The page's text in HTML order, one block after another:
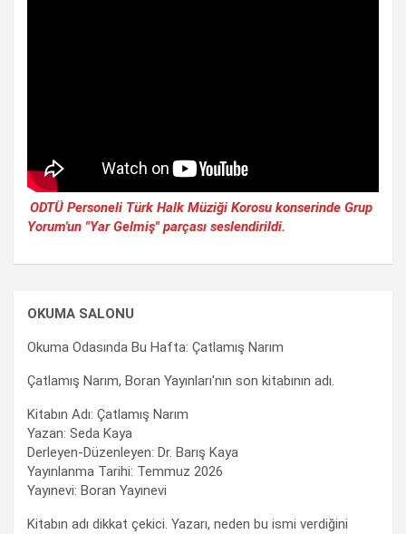
ODTÜ Personeli Türk Halk Müziği Korosu konserinde Grup
Yorum'un "Yar Gelmiş" parçası seslendirildi.
OKUMA SALONU
Okuma Odasında Bu Hafta: Çatlamış Narım
Çatlamış Narım, Boran Yayınları'nın son kitabının adı.
Kitabın Adı: Çatlamış Narım
Yazan: Seda Kaya
Derleyen-Düzenleyen: Dr. Barış Kaya
Yayınlanma Tarihi: Temmuz 2026
Yayınevi: Boran Yayınevi
Kitabın adı dikkat çekici. Yazarı, neden bu ismi verdiğini